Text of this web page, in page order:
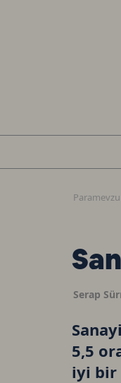
Paramevzu
Serap
5,5
iyi bir